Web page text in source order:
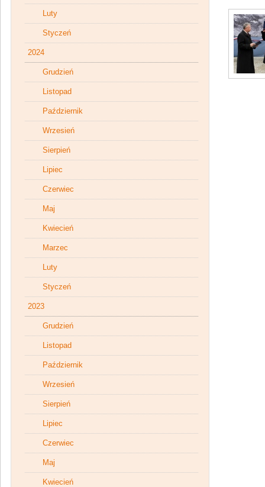
Luty
Styczeń
2024
Grudzień
Listopad
Październik
Wrzesień
Sierpień
Lipiec
Czerwiec
Maj
Kwiecień
Marzec
Luty
Styczeń
2023
Grudzień
Listopad
Październik
Wrzesień
Sierpień
Lipiec
Czerwiec
Maj
Kwiecień